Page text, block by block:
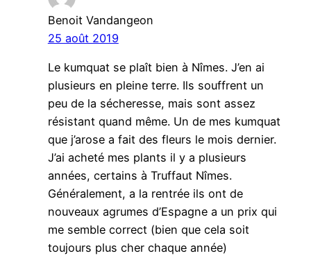
Benoit Vandangeon
25 août 2019
Le kumquat se plaît bien à Nîmes. J’en ai
plusieurs en pleine terre. Ils souffrent un
peu de la sécheresse, mais sont assez
résistant quand même. Un de mes kumquat
que j’arose a fait des fleurs le mois dernier.
J’ai acheté mes plants il y a plusieurs
années, certains à Truffaut Nîmes.
Généralement, a la rentrée ils ont de
nouveaux agrumes d’Espagne a un prix qui
me semble correct (bien que cela soit
toujours plus cher chaque année)